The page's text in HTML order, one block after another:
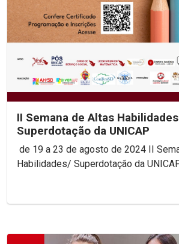
II Semana de Altas Habilidades
Superdotação da UNICAP
de 19 a 23 de agosto de 2024 II Semana de Altas